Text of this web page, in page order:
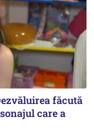
făcută
care a